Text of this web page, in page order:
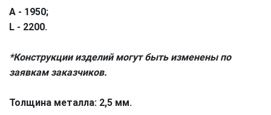
А - 1950;
L - 2200.
*Конструкции изделий могут быть изменены по
заявкам заказчиков.
Толщина металла: 2,5 мм.